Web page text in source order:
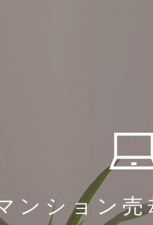
ンション売